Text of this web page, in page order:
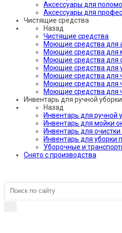
Аксессуары для
Аксессуары для
Чистящие средства
Назад
Чистящие средства
Моющие средства для
Моющие средства для
Моющие средства для
Моющие средства для
Моющие средства для
Моющие средства для
Моющие средства для
Инвентарь для ручной уборки
Назад
Инвентарь для ручной
Инвентарь для мойки
Инвентарь для
Инвентарь для уборки
Уборочные и
Снято с производства